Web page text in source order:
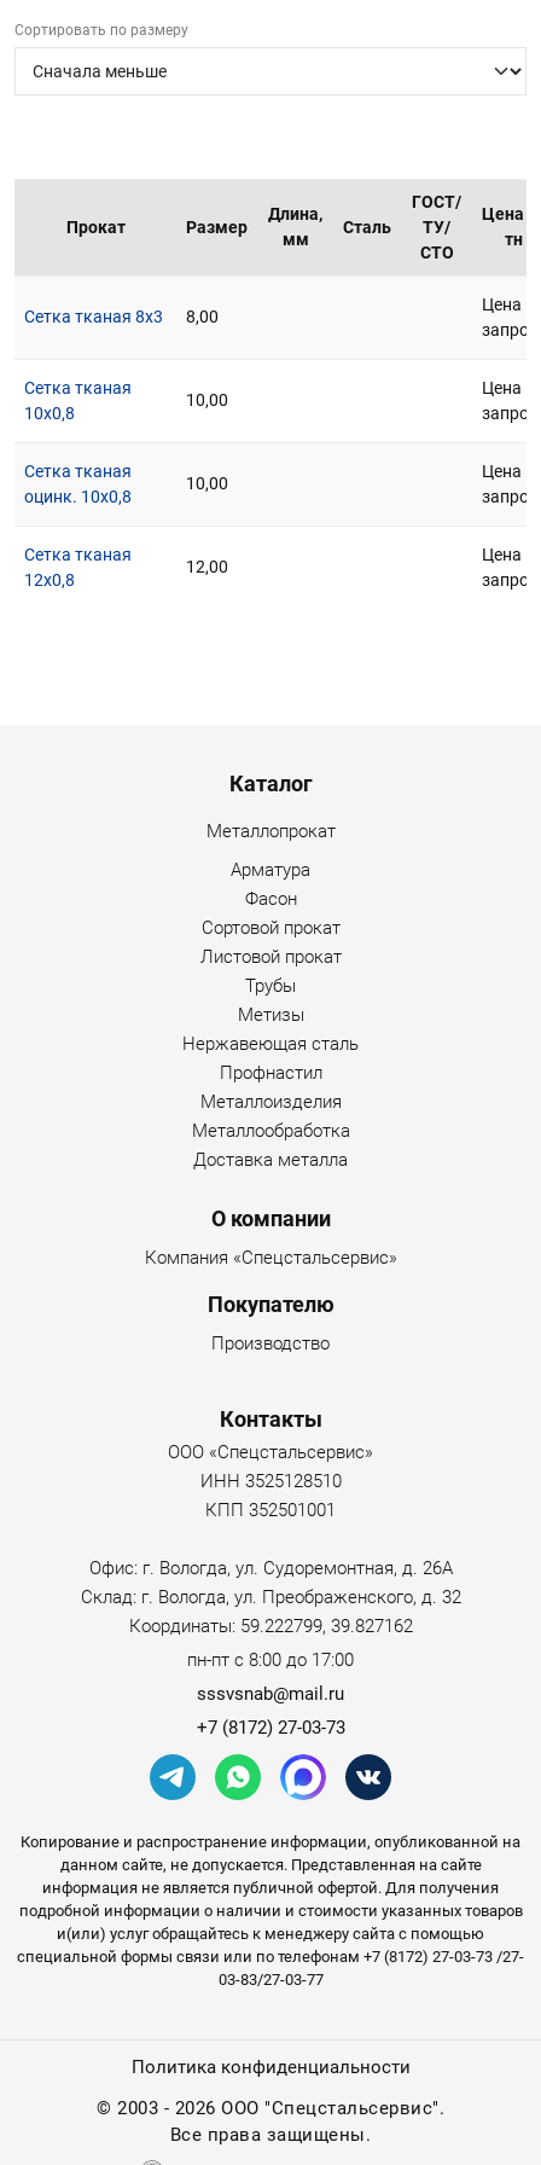
Обратный вызов
Сортировать по размеру
Прокат Размер
Длина,
мм
Сталь
ГОСТ/
ТУ/
СТО
Цена
тн
Сетка тканая 8х3 8,00
Цена
Сетка тканая
10х0,8
10,00
Цена
Сетка тканая
оцинк. 10х0,8
10,00
Цена
Сетка тканая
12х0,8
12,00
Цена
Каталог
Металлопрокат
Арматура
Фасон
Сортовой прокат
Листовой прокат
Трубы
Метизы
Нержавеющая сталь
Профнастил
Металлоизделия
Металлообработка
Доставка металла
О компании
Компания «Спецстальсервис»
Покупателю
Производство
Контакты
ООО «Спецстальсервис»
ИНН 3525128510
КПП 352501001
Офис: г. Вологда, ул. Судоремонтная, д. 26А
Склад: г. Вологда, ул. Преображенского, д. 32
Координаты: 59.222799, 39.827162
пн-пт с 8:00 до 17:00
sssvsnab@mail.ru
+7 (8172) 27-03-73
Копирование и распространение информации, опубликованной на
данном сайте, не допускается. Представленная на сайте
информация не является публичной офертой. Для получения
подробной информации о наличии и стоимости указанных товаров
и(или) услуг обращайтесь к менеджеру сайта с помощью
специальной формы связи или по телефонам +7 (8172) 27-03-73 /27-
03-83/27-03-77
© 2003 - 2026 ООО "Спецстальсервис".
Все права защищены.
Политика конфиденциальности